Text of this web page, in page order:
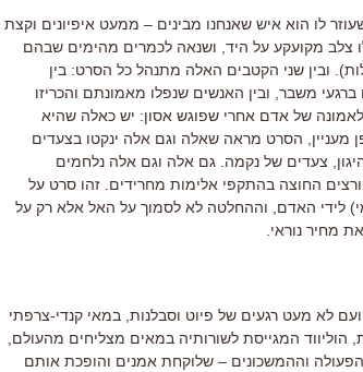
לו הוא איש שאנחנו מבינים – ממעט איפיונים וקצת
צלב מקועקע על היד, ושנאה לכמרים מהימים שבהם
ובין שני הקטבים האלה מתנהל כל הסרט: בין
משבר, ובין האנשים שנפלו מאמונתם והכריזו
של אדם אחרי שפוגש אסון: יש כאלה שהיא
הסרט מראה שאלה וגם אלה ינקטו בצעדים
צעדים של נקמה. גם אלה וגם אלה נלחמים
החוצה בהתקפי אלימות מחרידים. זהו סרט על
לידי האדם, וההחלטה לא לסמוך על האל אלא רק על
מחיר נוראי.
לא מעט רגעים של פיוט וסבלנות, במאי קנדי-צרפתי
הוליווד המגייסת לשורותיה במאים מצליחים מהעולם,
וההמשכונים – שלוקחת אמנים והופכת אותם